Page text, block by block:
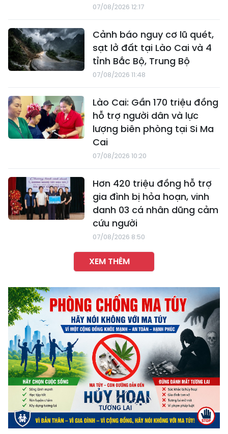
07/08/2026 12:17
Cảnh báo nguy cơ lũ quét,
sạt lở đất tại Lào Cai và 4
tỉnh Bắc Bộ, Trung Bộ
07/08/2026 11:48
Lào Cai: Gần 170 triệu đồng
hỗ trợ người dân và lực
lượng biên phòng tại Si Ma
Cai
07/08/2026 10:20
Hơn 420 triệu đồng hỗ trợ
gia đình bị hỏa hoạn, vinh
danh 03 cá nhân dũng cảm
cứu người
07/08/2026 8:50
XEM THÊM